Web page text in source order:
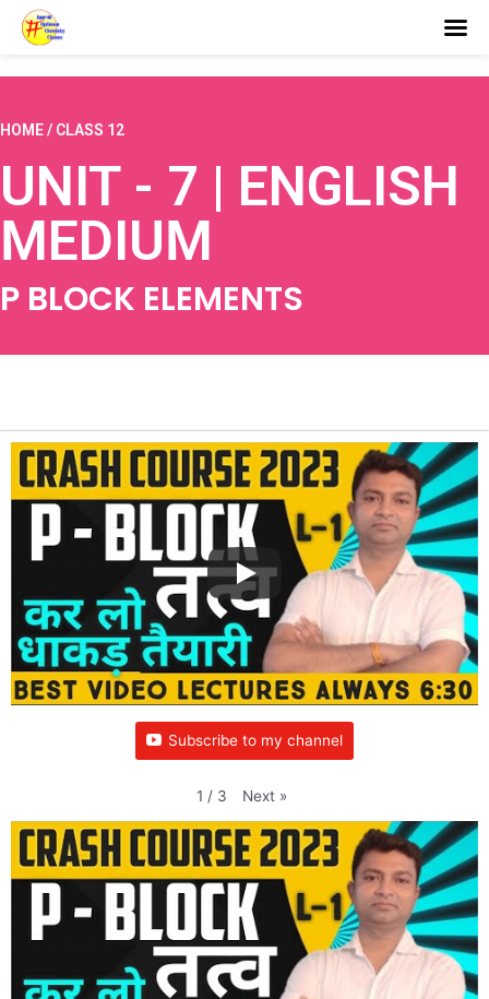
HOME / CLASS 12
UNIT - 7 | ENGLISH
MEDIUM
P BLOCK ELEMENTS
Subscribe to my channel
1 / 3 Next »